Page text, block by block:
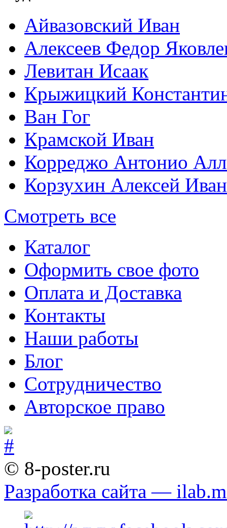
Айвазовский Иван
Алексеев Федор
Левитан Исаак
Крыжицкий
Ван Гог
Крамской Иван
Корреджо Антонио
Корзухин Алексей
Смотреть все
Каталог
Оформить свое фото
Оплата и Доставка
Контакты
Наши работы
Блог
Сотрудничество
Авторское право
© 8-poster.ru
Разработка сайта —